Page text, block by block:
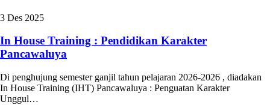
3 Des 2025
In House Training : Pendidikan Karakter
Pancawaluya
Di penghujung semester ganjil tahun pelajaran 2026-2026 , diadakan
In House Training (IHT) Pancawaluya : Penguatan Karakter
Unggul…